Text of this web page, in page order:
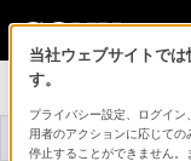
プロフェッショナ
トップ
当社ウェブサイトで
す。
プライバシー設定、ログイ
用者のアクションに応じて
停止することができません